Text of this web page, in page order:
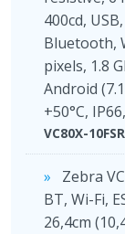
400cd,
Bluetooth,
pixels, 1.8
Android
+50°C,
VC80X-
Zebra
BT, Wi-Fi,
26,4cm